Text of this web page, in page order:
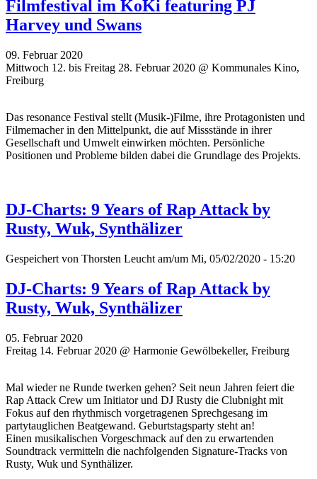
Filmfestival im KoKi featuring PJ
Harvey und Swans
09. Februar 2020
Mittwoch 12. bis Freitag 28. Februar 2020 @ Kommunales Kino,
Freiburg
Das resonance Festival stellt (Musik-)Filme, ihre Protagonisten und
Filmemacher in den Mittelpunkt, die auf Missstände in ihrer
Gesellschaft und Umwelt einwirken möchten. Persönliche
Positionen und Probleme bilden dabei die Grundlage des Projekts.
DJ-Charts: 9 Years of Rap Attack by
Rusty, Wuk, Synthälizer
Gespeichert von Thorsten Leucht am/um Mi, 05/02/2020 - 15:20
DJ-Charts: 9 Years of Rap Attack by
Rusty, Wuk, Synthälizer
05. Februar 2020
Freitag 14. Februar 2020 @ Harmonie Gewölbekeller, Freiburg
Mal wieder ne Runde twerken gehen? Seit neun Jahren feiert die
Rap Attack Crew um Initiator und DJ Rusty die Clubnight mit
Fokus auf den rhythmisch vorgetragenen Sprechgesang im
partytauglichen Beatgewand. Geburtstagsparty steht an!
Einen musikalischen Vorgeschmack auf den zu erwartenden
Soundtrack vermitteln die nachfolgenden Signature-Tracks von
Rusty, Wuk und Synthälizer.